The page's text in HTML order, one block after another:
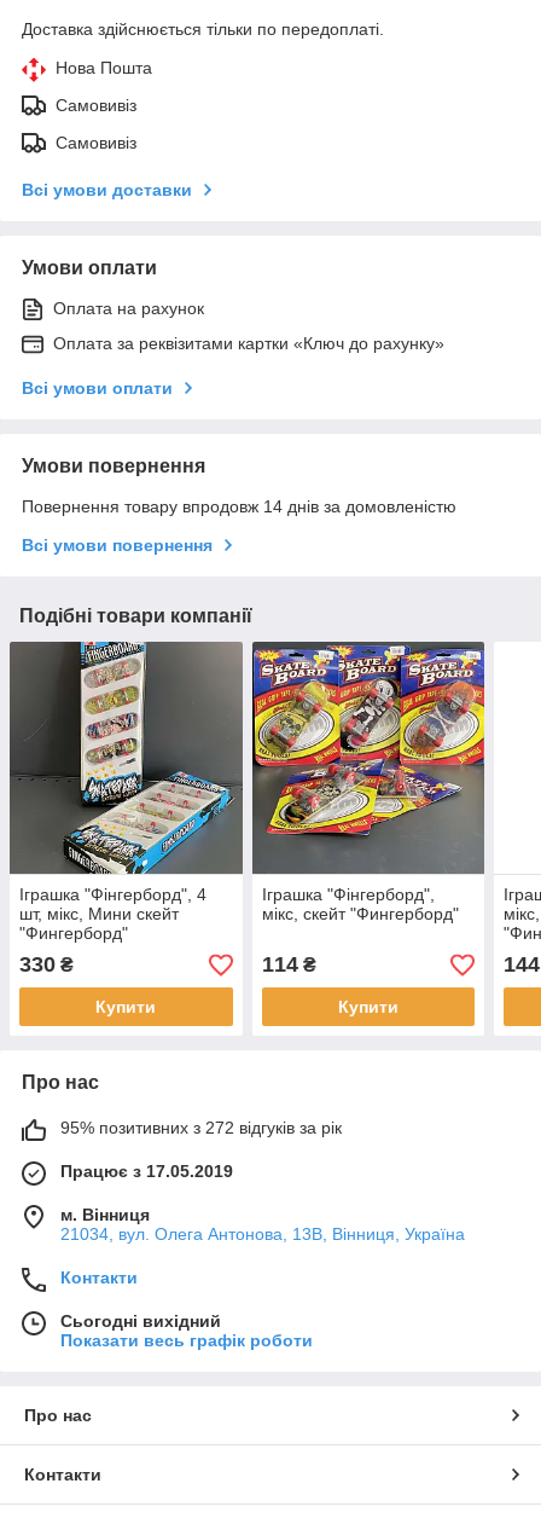
Доставка здійснюється тільки по передоплаті.
Нова Пошта
Самовивіз
Самовивіз
Всі умови доставки
Умови оплати
Оплата на рахунок
Оплата за реквізитами картки «Ключ до рахунку»
Всі умови оплати
Умови повернення
Повернення товару впродовж 14 днів за домовленістю
Всі умови повернення
Подібні товари компанії
Іграшка "Фінгерборд", 4
шт, мікс, Мини скейт
"Фингерборд"
330 ₴
Купити
Іграшка "Фінгерборд",
мікс, скейт "Фингерборд"
114₴
Купити
144
Про нас
95% позитивних з 272 відгуків за рік
Працює з 17.05.2019
м. Вінниця
21034, вул. Олега Антонова, 13В, Вінниця, Україна
Контакти
Сьогодні вихідний
Показати весь графік роботи
Про нас
Контакти